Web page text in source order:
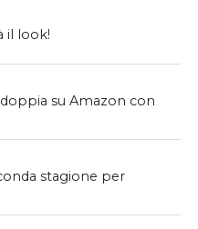
il look!
su Amazon con
stagione per